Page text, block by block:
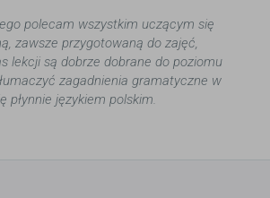
polecam wszystkim uczącym się
zawsze przygotowaną do zajęć,
lekcji są dobrze dobrane do poziomu
zagadnienia gramatyczne w
płynnie językiem polskim.